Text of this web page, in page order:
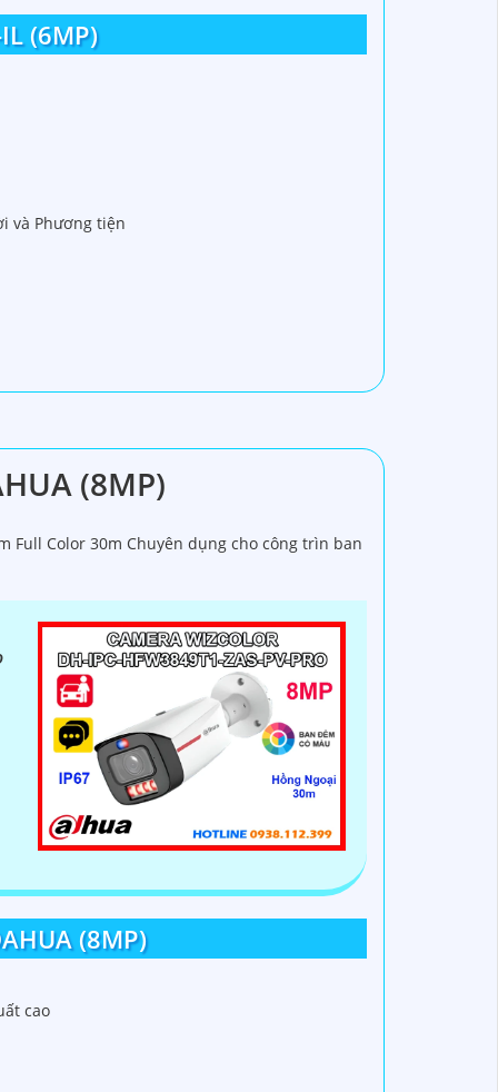
(6MP)
và Phương tiện
(8MP)
Full Color 30m Chuyên dụng cho công trìn ban
(8MP)
cao